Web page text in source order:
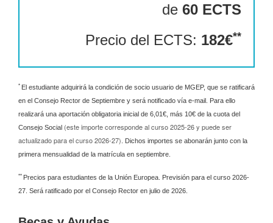
de 60 ECTS
Precio del ECTS: 182€**
* El estudiante adquirirá la condición de socio usuario de MGEP, que se ratificará
en el Consejo Rector de Septiembre y será notificado vía e-mail. Para ello
realizará una aportación obligatoria inicial de 6,01€, más 10€ de la cuota del
Consejo Social (este importe corresponde al curso 2025-26 y puede ser
actualizado para el curso 2026-27) . Dichos importes se abonarán junto con la
primera mensualidad de la matrícula en septiembre.
** Precios para estudiantes de la Unión Europea. Previsión para el curso 2026-
27. Será ratificado por el Consejo Rector en julio de 2026.